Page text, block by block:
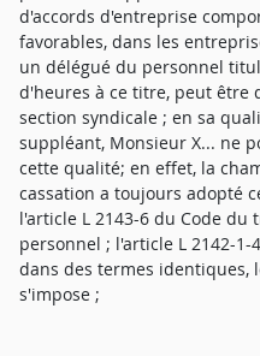
d'accords d'entreprise
favorables, dans les
un délégué du personnel
d'heures à ce titre, peut être
section syndicale ; en sa
suppléant, Monsieur X... ne
cette qualité; en effet, la
cassation a toujours adopté
l'article L 2143-6 du Code
personnel ; l'article L 2142-
dans des termes identiques,
s'impose ;